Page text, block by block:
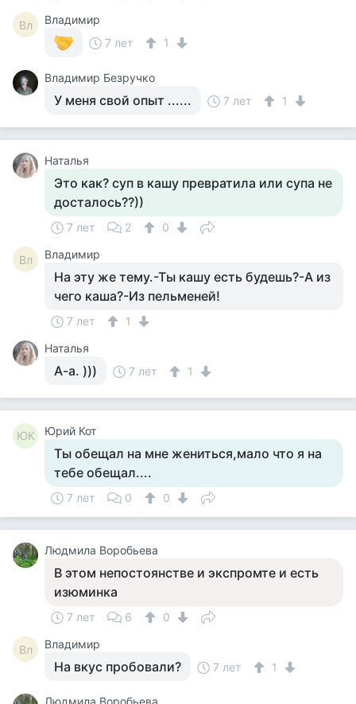
Вл
Владимир
7 лет
1
Владимир Безручко
У меня свой опыт ...... 7 лет 1
Наталья
Это как? суп в кашу превратила или супа не
досталось??))
7 лет 2 0
Вл Владимир
На эту же тему.-Ты кашу есть будешь?-А из
чего каша?-Из пельменей!
7 лет
1
Наталья
А-а. ))) 7 лет 1
ЮК Юрий Кот
Ты обещал на мне жениться,мало что я на
тебе обещал....
7 лет 0 0
Людмила Воробьева
В этом непостоянстве и экспромте и есть
изюминка
7 лет 6 0
Вл Владимир
На вкус пробовали? 7 лет 1
Людмила Воробьева